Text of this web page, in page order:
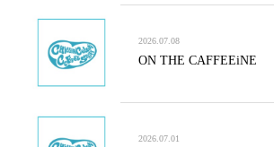
2026.07.08
ON THE CAFFEEiNE
2026.07.01